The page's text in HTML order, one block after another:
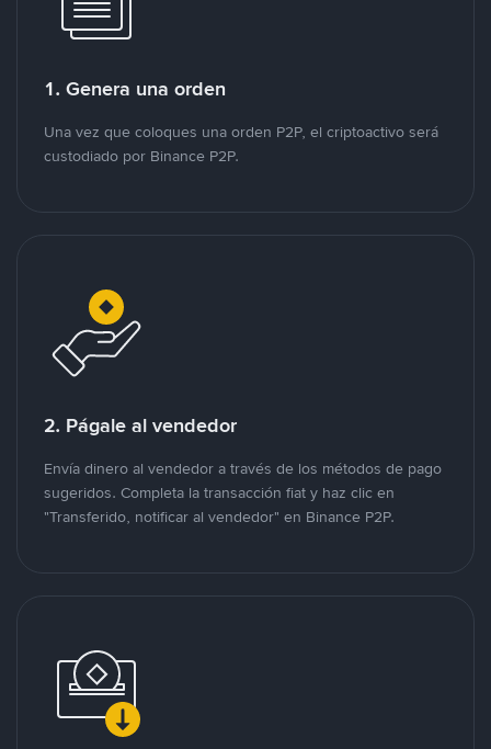
1. Genera una orden
Una vez que coloques una orden P2P, el criptoactivo será
custodiado por Binance P2P.
2. Págale al vendedor
Envía dinero al vendedor a través de los métodos de pago
sugeridos. Completa la transacción fiat y haz clic en
"Transferido, notificar al vendedor" en Binance P2P.